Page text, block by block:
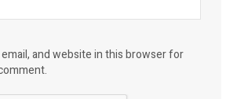
and website in this browser for